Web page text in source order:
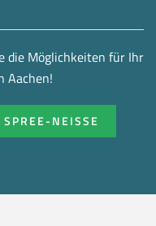
die Möglichkeiten für Ihr
Aachen!
NEISSE